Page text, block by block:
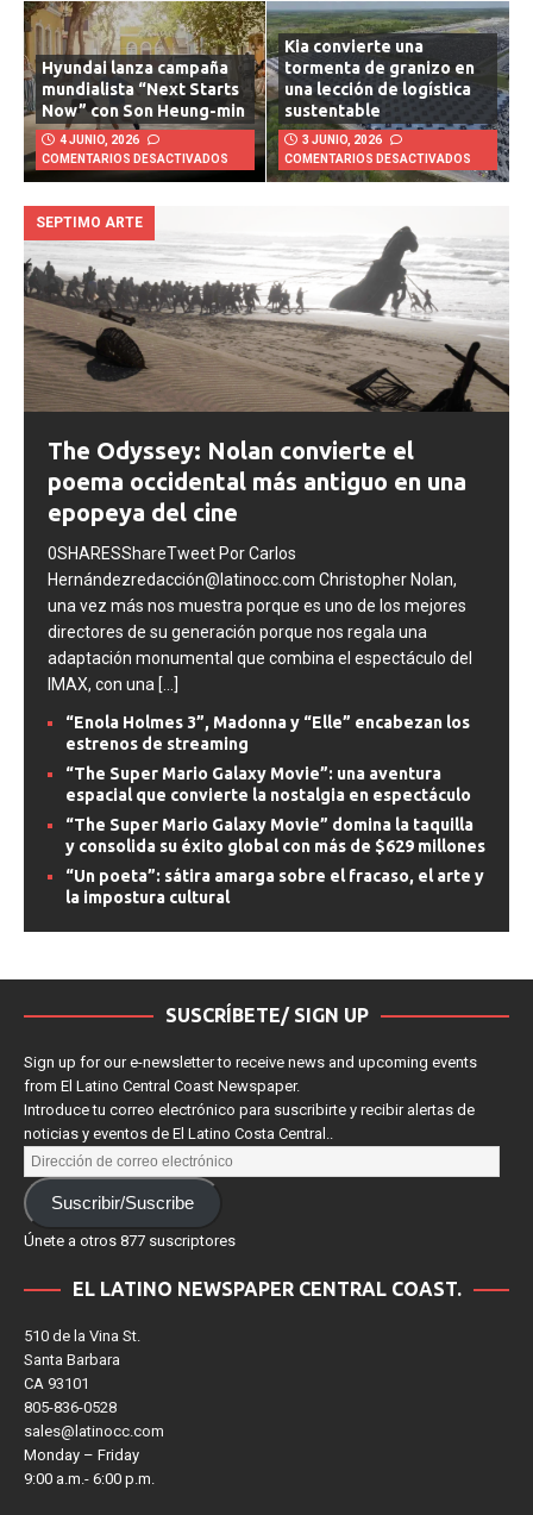
Hyundai lanza campaña
mundialista “Next Starts
Now” con Son Heung-min
4 JUNIO, 2026
COMENTARIOS DESACTIVADOS
Kia convierte una
tormenta de granizo en
una lección de logística
sustentable
3 JUNIO, 2026
COMENTARIOS DESACTIVADOS
SEPTIMO ARTE
The Odyssey: Nolan convierte el
poema occidental más antiguo en una
epopeya del cine
0SHARESShareTweet Por Carlos
Hernándezredacción@latinocc.com Christopher Nolan,
una vez más nos muestra porque es uno de los mejores
directores de su generación porque nos regala una
adaptación monumental que combina el espectáculo del
[...]
“Enola Holmes 3”, Madonna y “Elle” encabezan los
estrenos de streaming
“The Super Mario Galaxy Movie”: una aventura
espacial que convierte la nostalgia en espectáculo
“The Super Mario Galaxy Movie” domina la taquilla
y consolida su éxito global con más de $629 millones
“Un poeta”: sátira amarga sobre el fracaso, el arte y
la impostura cultural
SUSCRÍBETE/ SIGN UP
Sign up for our e-newsletter to receive news and upcoming events
from El Latino Central Coast Newspaper.
Introduce tu correo electrónico para suscribirte y recibir alertas de
noticias y eventos de El Latino Costa Central..
Únete a otros 877 suscriptores
510 de la Vina St.
Santa Barbara
CA 93101
805-836-0528
sales@latinocc.com
Monday – Friday
9:00 a.m.- 6:00 p.m.